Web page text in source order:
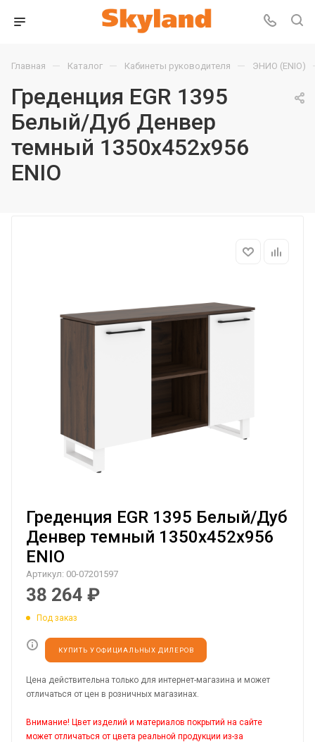
Главная — Каталог — Кабинеты руководителя — ЭНИО (ENIO)
Греденция EGR 1395
Белый/Дуб Денвер
темный 1350х452х956
ENIO
Греденция EGR 1395 Белый/Дуб
Денвер темный 1350х452х956
ENIO
Артикул: 00-07201597
38 264 ₽
Под заказ
КУПИТЬ У ОФИЦИАЛЬНЫХ ДИЛЕРОВ
Цена действительна только для интернет-магазина и может
отличаться от цен в розничных магазинах.
Внимание! Цвет изделий и материалов покрытий на сайте
может отличаться от цвета реальной продукции из-за